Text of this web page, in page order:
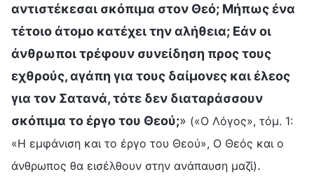
αντιστέκεσαι σκόπιμα στον Θεό; Μήπως ένα
τέτοιο άτομο κατέχει την αλήθεια; Εάν οι
άνθρωποι τρέφουν συνείδηση προς τους
εχθρούς, αγάπη για τους δαίμονες και έλεος
για τον Σατανά, τότε δεν διαταράσσουν
σκόπιμα το έργο του Θεού;» («Ο Λόγος», τόμ. 1:
«Η εμφάνιση και το έργο του Θεού», Ο Θεός και ο
άνθρωπος θα εισέλθουν στην ανάπαυση μαζί).